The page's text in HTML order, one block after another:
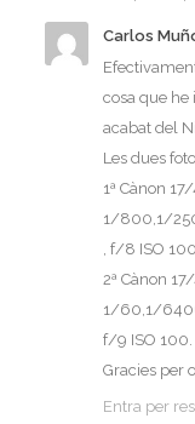
Carlos
cosa que
acabat del
Les dues
1ª Cànon
1/800,1/
, f/8 ISO
2ª Cànon
1/60,1/
f/9 ISO 100.
Gracies per
Entra per